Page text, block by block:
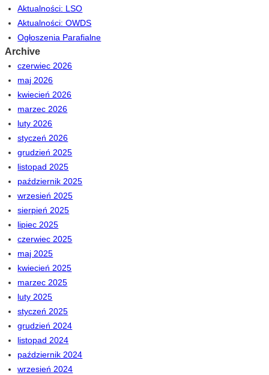
Aktualności: LSO
Aktualności: OWDS
Ogłoszenia Parafialne
Archive
czerwiec 2026
maj 2026
kwiecień 2026
marzec 2026
luty 2026
styczeń 2026
grudzień 2025
listopad 2025
październik 2025
wrzesień 2025
sierpień 2025
lipiec 2025
czerwiec 2025
maj 2025
kwiecień 2025
marzec 2025
luty 2025
styczeń 2025
grudzień 2024
listopad 2024
październik 2024
wrzesień 2024